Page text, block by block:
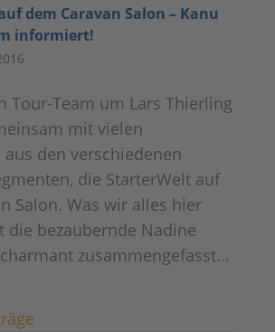
dem Caravan Salon – Kanu
informiert!
Tour-Team um Lars Thierling
mit vielen
aus den verschiedenen
die StarterWelt auf
Salon. Was wir alles hier
die bezaubernde Nadine
zusammengefasst...